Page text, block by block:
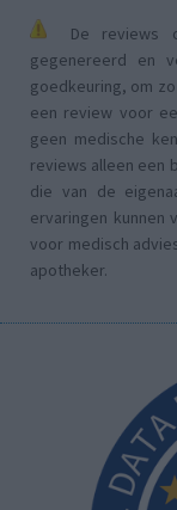
De reviews
gegenereerd en
goedkeuring, om
een review voor
geen medische
reviews alleen een
die van de
ervaringen kunnen
voor medisch
apotheker.